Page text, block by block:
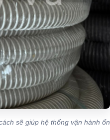
sẽ giúp hệ thống vận hành ổn